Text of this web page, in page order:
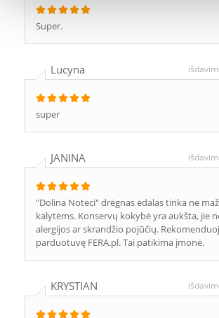
Super.
Lucyna
super
JANINA
"Dolina Noteci" drėgnas ėdalas tinka ne
kalytėms. Konservų kokybė yra aukšta, jie
alergijos ar skrandžio pojūčių.
parduotuvę FERA.pl. Tai patikima įmonė.
KRYSTIAN